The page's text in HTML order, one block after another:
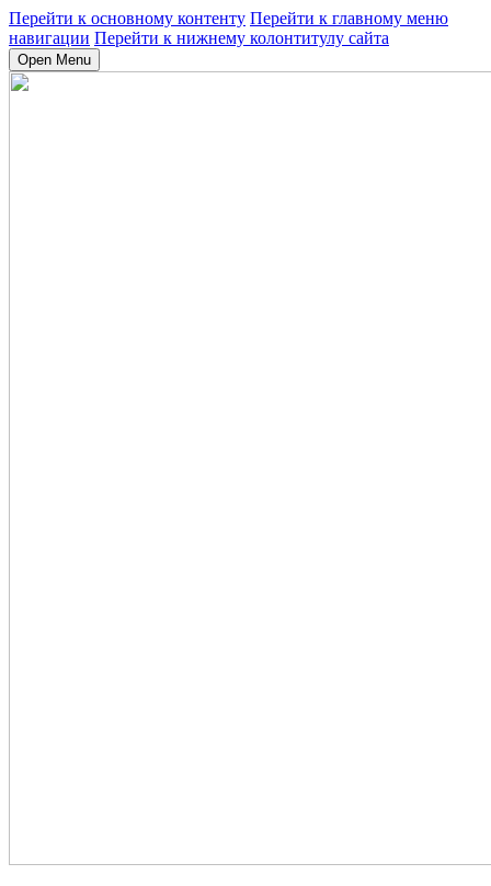
Перейти к основному контенту Перейти к главному меню
навигации Перейти к нижнему колонтитулу сайта
Open Menu